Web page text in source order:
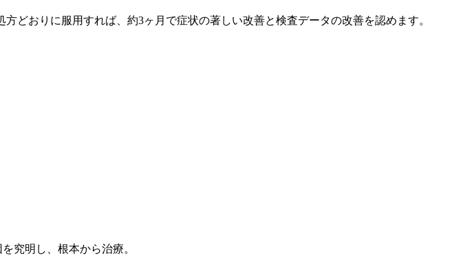
どおりに服用すれば、約3ヶ月で症状の著しい改善と検査データの改善を認めます。
究明し、根本から治療。